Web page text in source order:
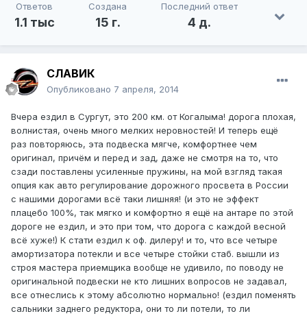
Ответов
1.1 тыс
Создана
15 г.
Последний ответ
4 д.
СЛАВИК
Опубликовано 7 апреля, 2014
Вчера ездил в Сургут, это 200 км. от Когалыма! дорога плохая,
волнистая, очень много мелких неровностей! И теперь ещё
раз повторяюсь, эта подвеска мягче, комфортнее чем
оригинал, причём и перед и зад, даже не смотря на то, что
сзади поставлены усиленные пружины, на мой взгляд такая
опция как авто регулирование дорожного просвета в России
с нашими дорогами всё таки лишняя! (и это не эффект
плацебо 100%, так мягко и комфортно я ещё на антаре по этой
дороге не ездил, и это при том, что дорога с каждой весной
всё хуже!) К стати ездил к оф. дилеру! и то, что все четыре
амортизатора потекли и все четыре стойки стаб. вышли из
строя мастера приемщика вообще не удивило, по поводу не
оригинальной подвески не кто лишних вопросов не задавал,
все отнеслись к этому абсолютно нормально! (ездил поменять
сальники заднего редуктора, они то ли потели, то ли